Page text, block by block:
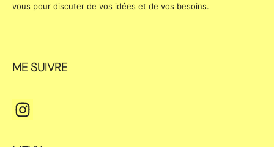
vous pour discuter de vos idées et de vos besoins.
ME SUIVRE